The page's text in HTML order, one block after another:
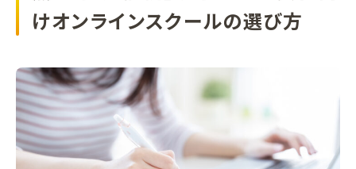
けオンラインスクールの選び方